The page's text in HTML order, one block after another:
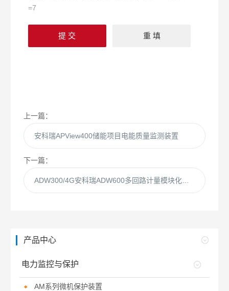
=7
上一篇：
安科瑞APView400储能项目电能质量监测装置
下一篇：
产品中心
电力监控与保护
AM系列微机保护装置